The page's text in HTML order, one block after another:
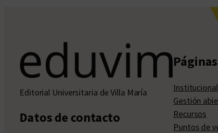
Editorial Universitaria de Villa María
Datos de contacto
Institucional
Gestión
Recursos
Puntos de